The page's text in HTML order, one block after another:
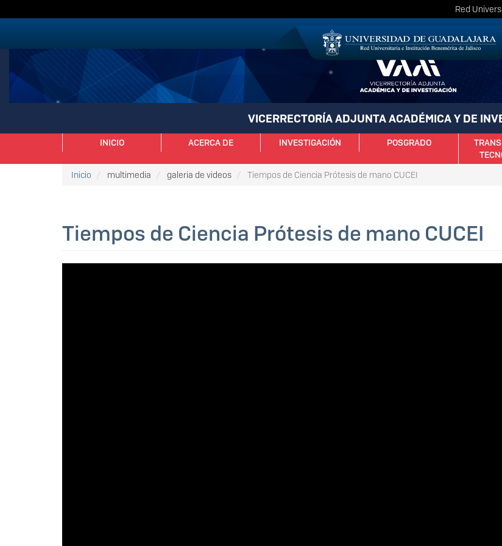
al
Red
VICERRECTORÍA ADJUNTA ACADÉMICA Y DE
NAVEGACIÓN
INICIO ACERCA DE INVESTIGACIÓN POSGRADO
Inicio multimedia galeria de videos Tiempos de Ciencia Prótesis de mano CUCEI
Tiempos de Ciencia Prótesis de mano CUCEI